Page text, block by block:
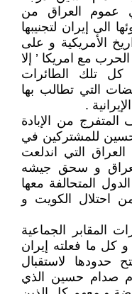
عموم العراق من
الى إيران لتجنيبها
الأمريكية و على
مع امريكا ’ إلا
كل تلك الطائرات
التي تطالب بها
.
المتفرج من الإبادة
حسين للمشتركين في
التي اندلعت
و سحق جيشه
المتحالفة معها
احتلال الكويت و
الجماعية
و كل ما فعلته إيران
حدودها لاستقبال
صدام حسين الذي